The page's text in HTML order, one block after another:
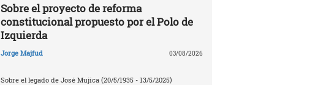
Sobre el proyecto de reforma
constitucional propuesto por el Polo de
Izquierda
Jorge Majfud 03/08/2026
Sobre el legado de José Mujica (20/5/1935 - 13/5/2025)